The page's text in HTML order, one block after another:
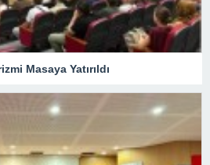
Masaya Yatırıldı